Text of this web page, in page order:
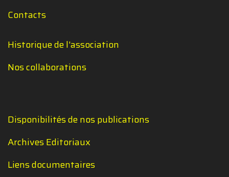
Contacts
Historique de l'association
Nos collaborations
Disponibilités de nos publications
Archives Editoriaux
Liens documentaires